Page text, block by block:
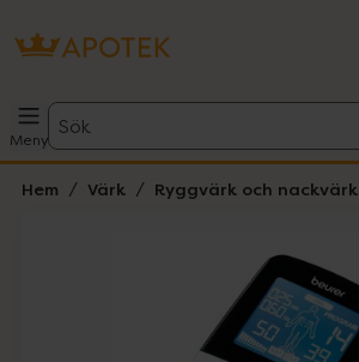
Meny
Sök
Hem Värk Ryggvärk och nackvärk
Lista: . Innehåller 5 objekt.